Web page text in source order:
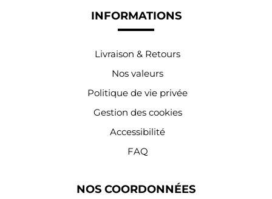
INFORMATIONS
Livraison & Retours
Nos valeurs
Politique de vie privée
Gestion des cookies
Accessibilité
FAQ
NOS COORDONNÉES